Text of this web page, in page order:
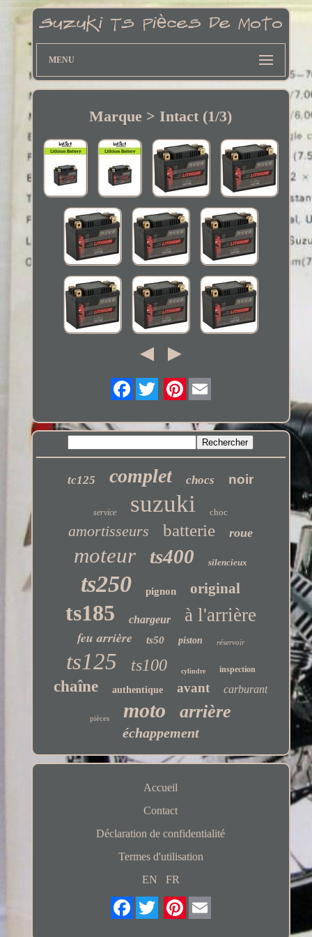
MENU
Marque > Intact (1/3)
tc125 complet chocs noir
service suzuki choc
amortisseurs batterie roue
moteur ts400 silencieux
ts250 pignon original
ts185 chargeur à l'arrière
feu arrière ts50 piston réservoir
ts125 ts100 cylindre inspection
chaîne authentique avant carburant
pièces moto arrière
échappement
Accueil
Contact
Déclaration de confidentialité
Termes d'utilisation
EN
FR